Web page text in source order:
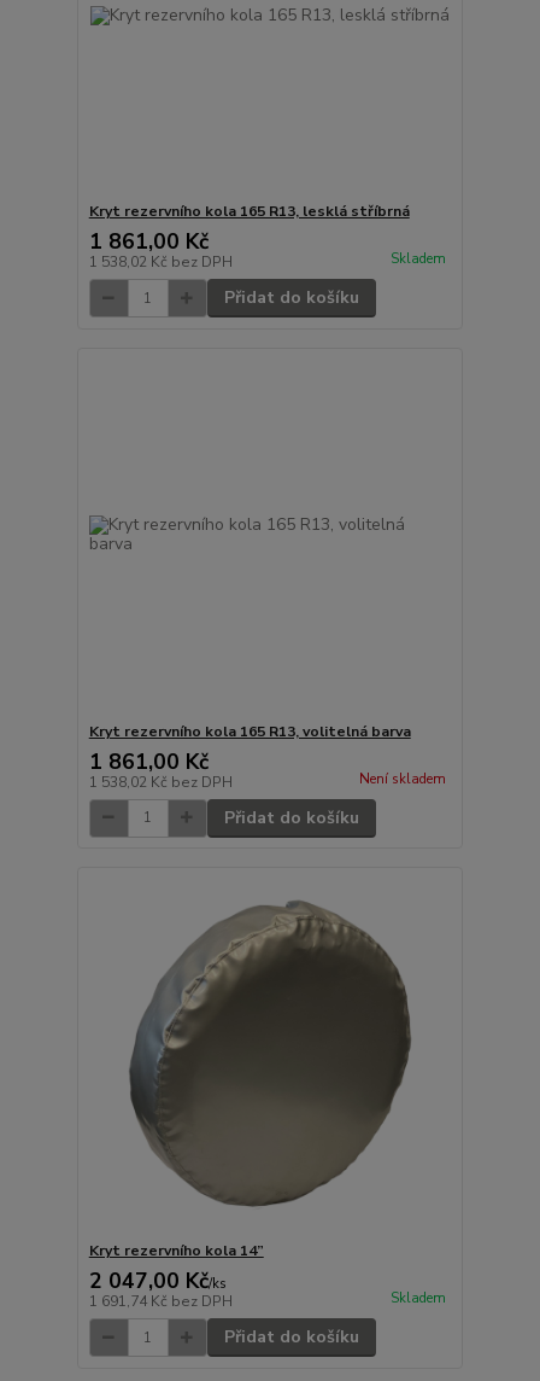
Kryt rezervního kola 165 R13, lesklá stříbrná
1 861,00 Kč
1 538,02 Kč bez DPH Skladem
Přidat do košíku
Kryt rezervního kola 165 R13, volitelná barva
1 861,00 Kč
1 538,02 Kč bez DPH Není skladem
Přidat do košíku
Kryt rezervního kola 14”
2 047,00 Kč/ks
1 691,74 Kč bez DPH Skladem
Přidat do košíku